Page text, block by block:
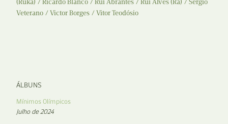
(Ruka)
Ricardo Blanco Rui Abrantes Rui Alves (Rá)
Sérgio
Veterano
Victor Borges Vitor Teodósio
ÁLBUNS
Mínimos Olímpicos
Julho de 2024